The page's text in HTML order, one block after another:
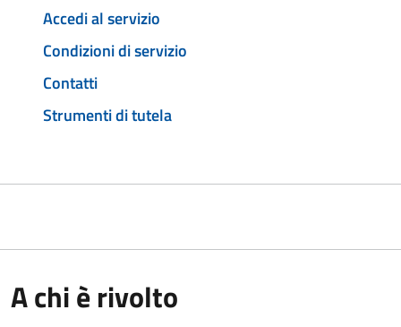
Accedi al servizio
Condizioni di servizio
Contatti
Strumenti di tutela
A chi è rivolto